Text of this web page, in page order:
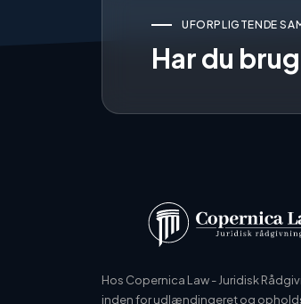
UFORPLIGTENDE
Har du
Hos Copernica Law - Juridisk
inden for udlændingeret og